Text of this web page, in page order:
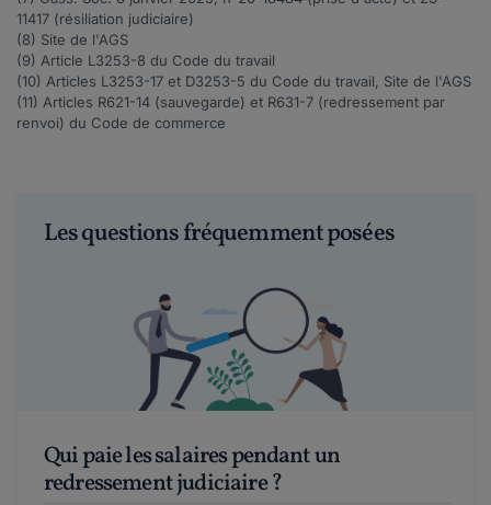
11417 (résiliation judiciaire)
(8) Site de l'AGS
(9) Article L3253-8 du Code du travail
(10) Articles L3253-17 et D3253-5 du Code du travail, Site de l'AGS
(11) Articles R621-14 (sauvegarde) et R631-7 (redressement par
renvoi) du Code de commerce
Les questions fréquemment posées
Qui paie les salaires pendant un
redressement judiciaire ?